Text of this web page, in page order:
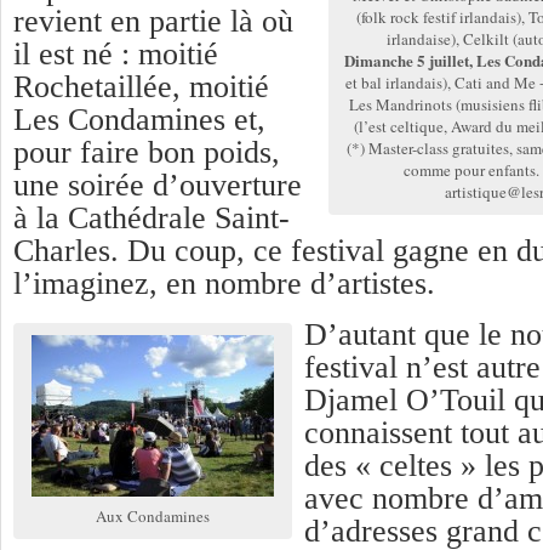
(folk rock festif irlandais),
irlandaise), Celkilt
Dimanche 5 juillet, Les
et bal irlandais), Cati and Me
Les Mandrinots (musisiens
(l’est celtique, Award du
(*) Master-class gratuites,
comme pour
revient en partie là où
il est né : moitié
Rochetaillée, moitié
Les Condamines et,
pour faire bon poids,
une soirée d’ouverture
à la Cathédrale Saint-
Charles. Du coup, ce festival gagne en
l’imaginez, en nombre d’artistes.
Aux Condamines
D’autant que le
festival n’est
Djamel O’Touil
connaissent tout
des « celtes » les
avec nombre
d’adresses grand